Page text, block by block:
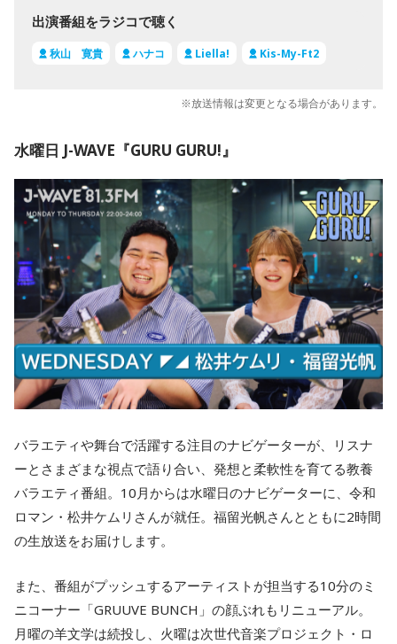
出演番組をラジコで聴く
秋山 寛貴 ハナコ Liella! Kis-My-Ft2
※放送情報は変更となる場合があります。
水曜日 J-WAVE『GURU GURU!』
バラエティや舞台で活躍する注目のナビゲーターが、リスナ
ーとさまざまな視点で語り合い、発想と柔軟性を育てる教養
バラエティ番組。10月からは水曜日のナビゲーターに、令和
ロマン・松井ケムリさんが就任。福留光帆さんとともに2時間
の生放送をお届けします。
また、番組がプッシュするアーティストが担当する10分のミ
ニコーナー「GRUUVE BUNCH」の顔ぶれもリニューアル。
月曜の羊文学は続投し、火曜は次世代音楽プロジェクト・ロ